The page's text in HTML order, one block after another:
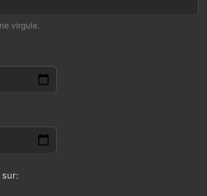
virgule.
sur